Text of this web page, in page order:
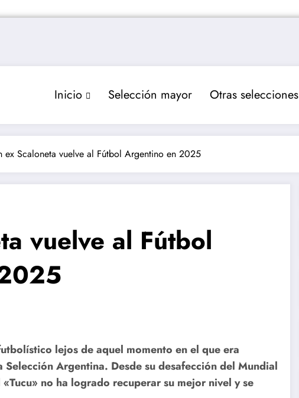
Inicio Selección mayor Otras selecciones
ex Scaloneta vuelve al Fútbol Argentino en 2025
vuelve al Fútbol
lejos de aquel momento en el que era
Argentina. Desde su desafección del Mundial
no ha logrado recuperar su mejor nivel y se